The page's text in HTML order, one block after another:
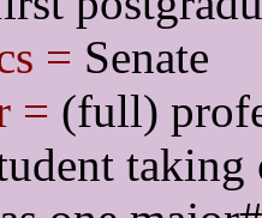
= Senate
= (full)
taking